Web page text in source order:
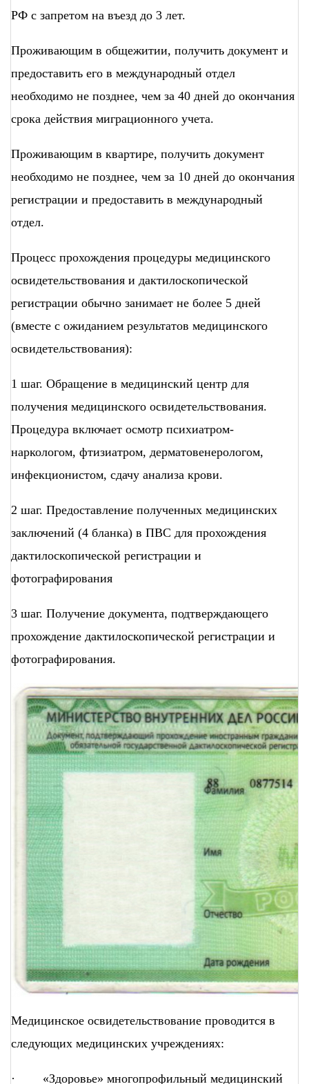
РФ с запретом на въезд до 3 лет.
Проживающим в общежитии, получить документ и
предоставить его в международный отдел
необходимо не позднее, чем за 40 дней до окончания
срока действия миграционного учета.
Проживающим в квартире, получить документ
необходимо не позднее, чем за 10 дней до окончания
регистрации и предоставить в международный
отдел.
Процесс прохождения процедуры медицинского
освидетельствования и дактилоскопической
регистрации обычно занимает не более 5 дней
(вместе с ожиданием результатов медицинского
освидетельствования):
1 шаг. Обращение в медицинский центр для
получения медицинского освидетельствования.
Процедура включает осмотр психиатром-
наркологом, фтизиатром, дерматовенерологом,
инфекционистом, сдачу анализа крови.
2 шаг. Предоставление полученных медицинских
заключений (4 бланка) в ПВС для прохождения
дактилоскопической регистрации и
фотографирования
3 шаг. Получение документа, подтверждающего
прохождение дактилоскопической регистрации и
фотографирования.
Медицинское освидетельствование проводится в
следующих медицинских учреждениях:
· «Здоровье» многопрофильный медицинский